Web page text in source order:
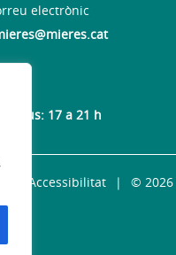
electrònic
17 a 21 h
Accessibilitat © 2026